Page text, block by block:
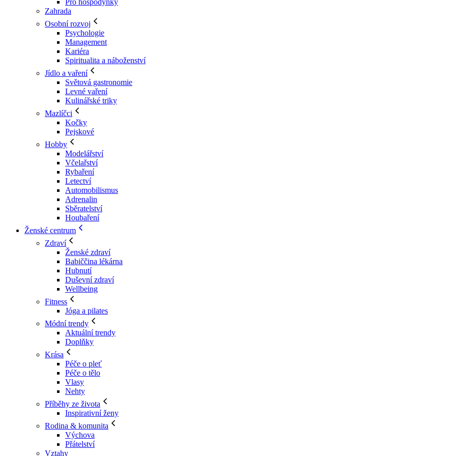
Pro hospodyňky
Zahrada
Osobní rozvoj
Psychologie
Management
Kariéra
Spiritualita a náboženství
Jídlo a vaření
Světová gastronomie
Levné vaření
Kulinářské triky
Mazlíčci
Kočky
Pejskové
Hobby
Modelářství
Včelařství
Rybaření
Letectví
Automobilismus
Adrenalin
Sběratelství
Houbaření
Ženské centrum
Zdraví
Ženské zdraví
Babiččina lékárna
Hubnutí
Duševní zdraví
Wellbeing
Fitness
Jóga a pilates
Módní trendy
Aktuální trendy
Doplňky
Krása
Péče o pleť
Péče o tělo
Vlasy
Nehty
Příběhy ze života
Inspirativní ženy
Rodina & komunita
Výchova
Přátelství
Vztahy